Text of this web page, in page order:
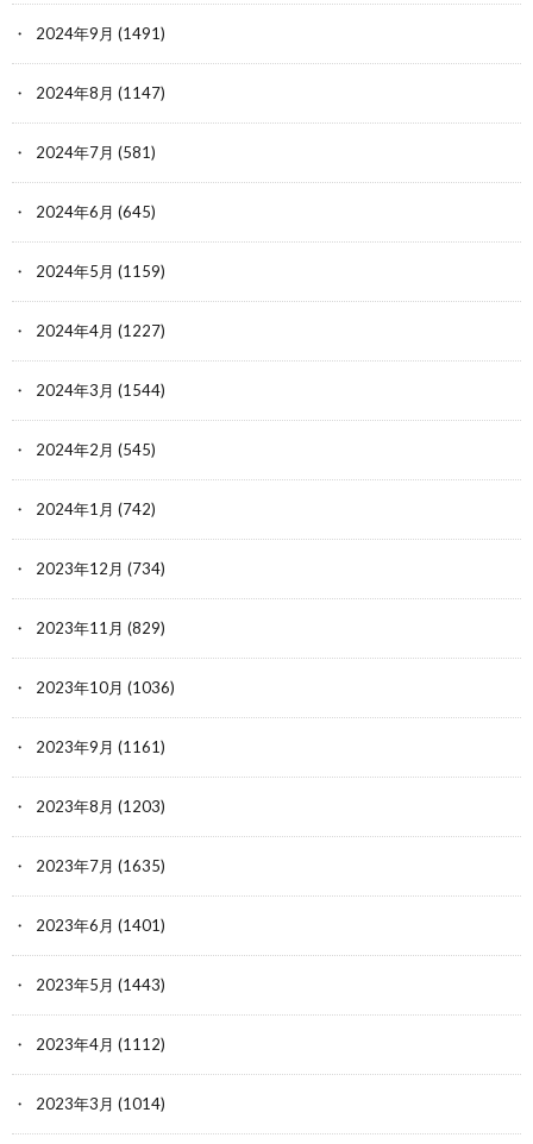
2024年9月 (1491)
2024年8月 (1147)
2024年7月 (581)
2024年6月 (645)
2024年5月 (1159)
2024年4月 (1227)
2024年3月 (1544)
2024年2月 (545)
2024年1月 (742)
2023年12月 (734)
2023年11月 (829)
2023年10月 (1036)
2023年9月 (1161)
2023年8月 (1203)
2023年7月 (1635)
2023年6月 (1401)
2023年5月 (1443)
2023年4月 (1112)
2023年3月 (1014)